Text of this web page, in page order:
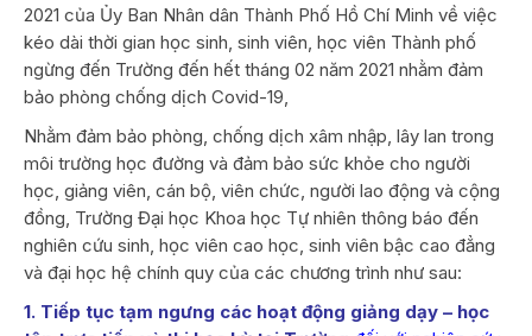
2021 của Ủy Ban Nhân dân Thành Phố Hồ Chí Minh về việc
kéo dài thời gian học sinh, sinh viên, học viên Thành phố
ngừng đến Trường đến hết tháng 02 năm 2021 nhằm đảm
bảo phòng chống dịch Covid-19,
Nhằm đảm bảo phòng, chống dịch xâm nhập, lây lan trong
môi trường học đường và đảm bảo sức khỏe cho người
học, giảng viên, cán bộ, viên chức, người lao động và cộng
đồng, Trường Đại học Khoa học Tự nhiên thông báo đến
nghiên cứu sinh, học viên cao học, sinh viên bậc cao đẳng
và đại học hệ chính quy của các chương trình như sau:
1. Tiếp tục tạm ngưng các hoạt động giảng dạy – học